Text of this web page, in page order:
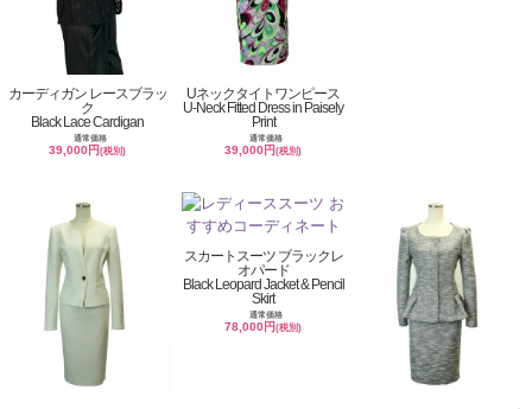
カーディガン レースブラッ
ク
Black Lace Cardigan
通常価格
39,000円(税別)
Uネックタイトワンピース
U-Neck Fitted Dress in Paisely
Print
通常価格
39,000円(税別)
スカートスーツ ブラックレ
オパード
Black Leopard Jacket & Pencil
Skirt
通常価格
78,000円(税別)